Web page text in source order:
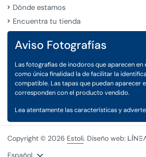
Dónde estamos
Encuentra tu tienda
LEGAL
Condiciones Generales de Venta
Aviso Legal
Política de Privacidad y Cookies
Copyright © 2026 Estoli. Diseño web:
Idioma
Español
Aviso Fotografías
Las fotografías de inodoros que aparecen en
como única finalidad la de facilitar la
compatible. Las tapas que puedan aparecer
corresponden con el producto vendido.
Lea atentamente las características y